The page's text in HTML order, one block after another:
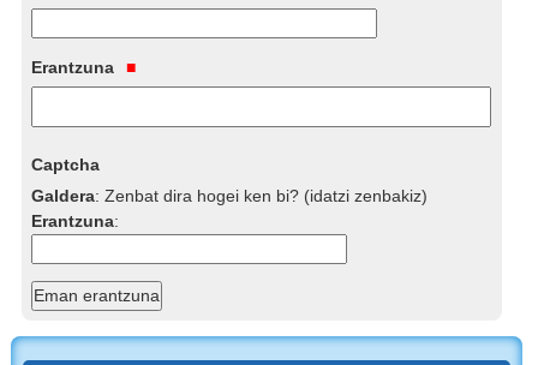
Erantzuna
Captcha
Galdera:Zenbat dira hogei ken bi? (idatzi zenbakiz)
Erantzuna: